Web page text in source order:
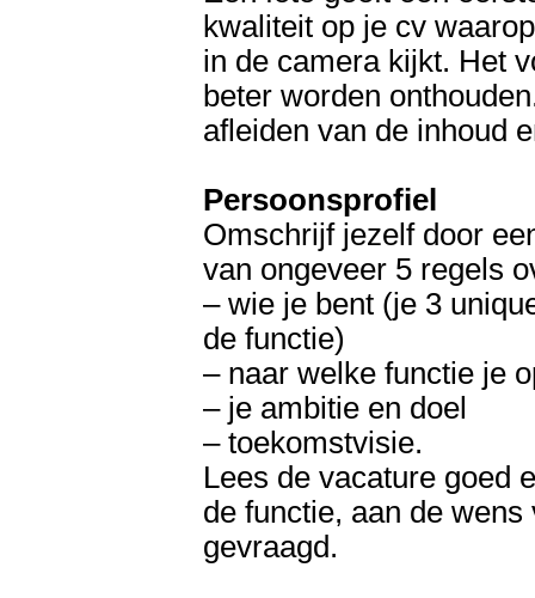
kwaliteit op je cv
in de camera kijkt. Het
beter worden
afleiden van de inhoud
Persoonsprofiel
Omschrijf jezelf door
van ongeveer 5 regels
– wie je bent (je 3
de functie)
– naar welke functie je
– je ambitie en doel
– toekomstvisie.
Lees de vacature goed
de functie, aan de
gevraagd.